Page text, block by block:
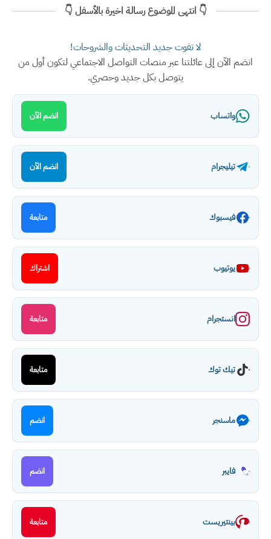
👇 انتهى الموضوع رسالة اخيرة بالأسفل 👇
لا تفوت جديد التحديثات والشروحات!
انضم الآن إلى عائلتنا عبر منصات التواصل الاجتماعي لتكون أول من
يتوصل بكل جديد وحصري.
واتساب انضم الآن
تيليجرام انضم الآن
فيسبوك متابعة
يوتيوب اشتراك
انستجرام متابعة
تيك توك متابعة
ماسنجر انضم
فايبر انضم
بينتيريست متابعة